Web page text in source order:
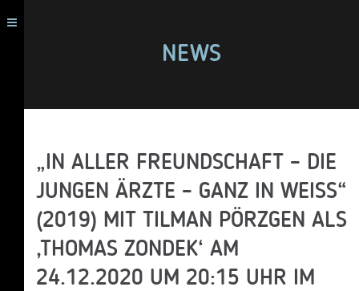
NEWS
„IN ALLER FREUNDSCHAFT – DIE
JUNGEN ÄRZTE – GANZ IN WEISS“ (
2019) MIT TILMAN PÖRZGEN ALS ‚
THOMAS ZONDEK‘ AM 2
4.12.2020 UM 20:15 UHR IM E